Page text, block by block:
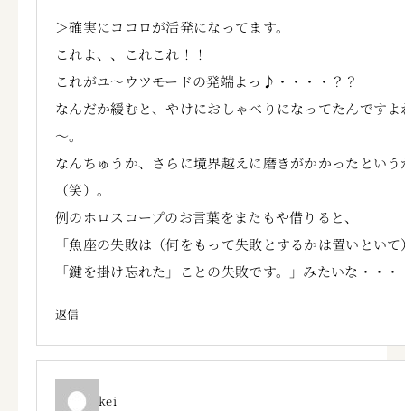
＞確実にココロが活発になってます。
これよ、、これこれ！！
これがユ～ウツモードの発端よっ♪・・・・？？
なんだか緩むと、やけにおしゃべりになってたんですよ
～。
なんちゅうか、さらに境界越えに磨きがかかったという
（笑）。
例のホロスコープのお言葉をまたもや借りると、
「魚座の失敗は（何をもって失敗とするかは置いといて
「鍵を掛け忘れた」ことの失敗です。」みたいな・・・
返信
kei_